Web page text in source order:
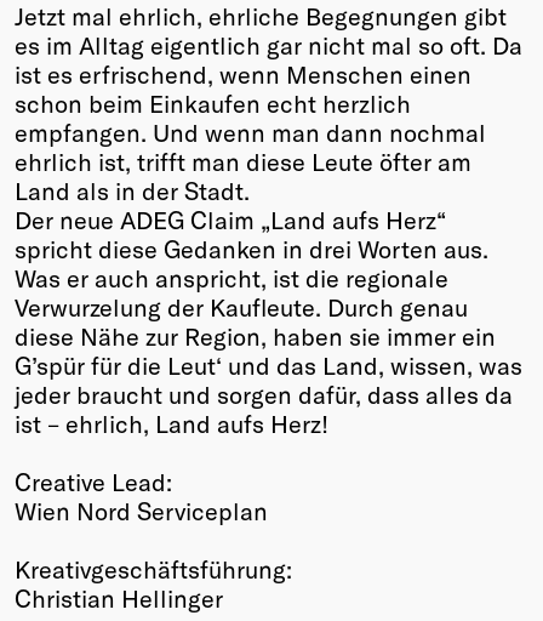
Jetzt mal ehrlich, ehrliche Begegnungen gibt
es im Alltag eigentlich gar nicht mal so oft. Da
ist es erfrischend, wenn Menschen einen
schon beim Einkaufen echt herzlich
empfangen. Und wenn man dann nochmal
ehrlich ist, trifft man diese Leute öfter am
Land als in der Stadt.
Der neue ADEG Claim „Land aufs Herz“
spricht diese Gedanken in drei Worten aus.
Was er auch anspricht, ist die regionale
Verwurzelung der Kaufleute. Durch genau
diese Nähe zur Region, haben sie immer ein
G’spür für die Leut‘ und das Land, wissen, was
jeder braucht und sorgen dafür, dass alles da
ist – ehrlich, Land aufs Herz!
Creative Lead:
Wien Nord Serviceplan
Kreativgeschäftsführung:
Christian Hellinger